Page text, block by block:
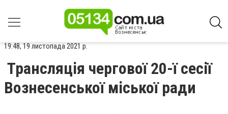
19:48, 19 листопада 2021 р.
Трансляція чергової 20-ї сесії
Вознесенської міської ради